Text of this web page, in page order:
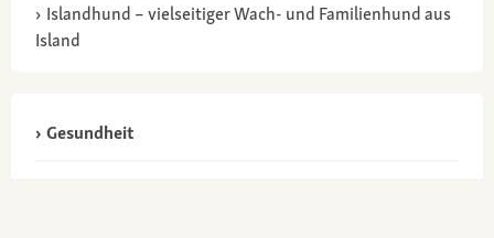
Islandhund – vielseitiger Wach- und Familienhund aus
Island
Gesundheit